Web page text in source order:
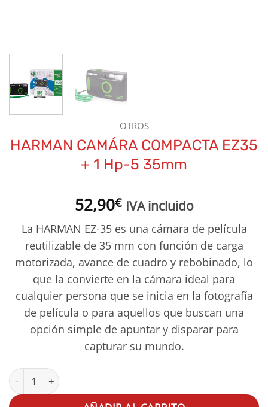
OTROS
HARMAN CAMÁRA COMPACTA EZ35
+ 1 Hp-5 35mm
52,90€ IVA incluido
La HARMAN EZ-35 es una cámara de película
reutilizable de 35 mm con función de carga
motorizada, avance de cuadro y rebobinado, lo
que la convierte en la cámara ideal para
cualquier persona que se inicia en la fotografía
de película o para aquellos que buscan una
opción simple de apuntar y disparar para
capturar su mundo.
HARMAN CAMÁRA COMPACTA EZ35 + 1 Hp-5 35mm